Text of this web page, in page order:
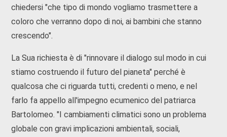
chiedersi "che tipo di mondo vogliamo trasmettere a
coloro che verranno dopo di noi, ai bambini che stanno
crescendo".
La Sua richiesta è di "rinnovare il dialogo sul modo in cui
stiamo costruendo il futuro del pianeta" perché è
qualcosa che ci riguarda tutti, credenti o meno, e nel
farlo fa appello all'impegno ecumenico del patriarca
Bartolomeo. "I cambiamenti climatici sono un problema
globale con gravi implicazioni ambientali, sociali,